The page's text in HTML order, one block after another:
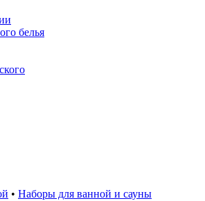
белья
• Наборы для ванной и сауны